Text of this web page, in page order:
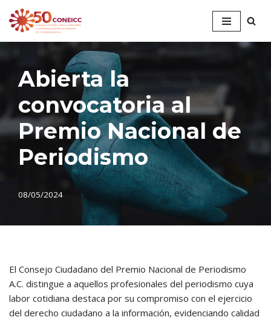
Saltar
Abierta la
convocatoria al
Premio Nacional de
Periodismo
08/05/2024
El Consejo Ciudadano del Premio Nacional de Periodismo
A.C. distingue a aquellos profesionales del periodismo cuya
labor cotidiana destaca por su compromiso con el ejercicio
del derecho ciudadano a la información, evidenciando calidad